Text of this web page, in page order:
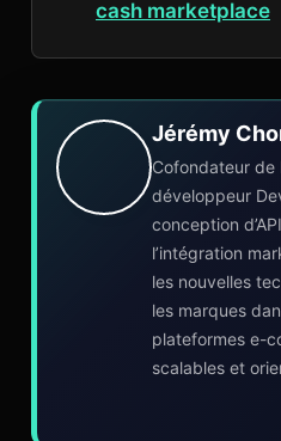
cash marketplace
Jérémy
Cofondateur
développeur
conception
l’intégration
les nouvelles
les marques
plateformes e-
scalables et